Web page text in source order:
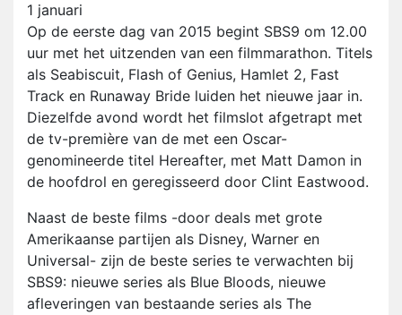
1 januari
Op de eerste dag van 2015 begint SBS9 om 12.00
uur met het uitzenden van een filmmarathon. Titels
als Seabiscuit, Flash of Genius, Hamlet 2, Fast
Track en Runaway Bride luiden het nieuwe jaar in.
Diezelfde avond wordt het filmslot afgetrapt met
de tv-première van de met een Oscar-
genomineerde titel Hereafter, met Matt Damon in
de hoofdrol en geregisseerd door Clint Eastwood.
Naast de beste films -door deals met grote
Amerikaanse partijen als Disney, Warner en
Universal- zijn de beste series te verwachten bij
SBS9: nieuwe series als Blue Bloods, nieuwe
afleveringen van bestaande series als The